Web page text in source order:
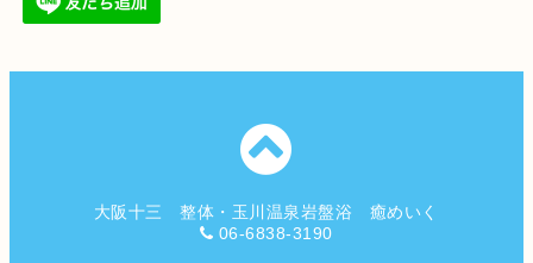
大阪十三 整体・玉川温泉岩盤浴 癒めいく
06-6838-3190